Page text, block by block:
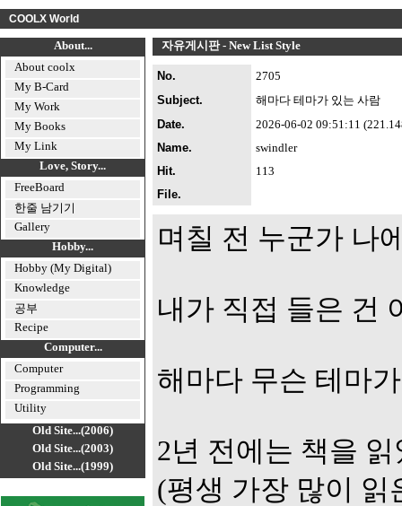
COOLX World
About...
About coolx
My B-Card
My Work
My Books
My Link
Love, Story...
FreeBoard
한줄 남기기
Gallery
Hobby...
Hobby (My Digital)
Knowledge
공부
Recipe
Computer...
Computer
Programming
Utility
Old Site...(2006)
Old Site...(2003)
Old Site...(1999)
자유게시판 - New List Style
No.
2705
Subject.
해마다 테마가 있는 사람
Date.
2026-06-02 09:51:11
Name.
swindler
Hit.
113
File.
며칠 전 누군가 나
내가 직접 들은 건
해마다 무슨 테마
2년 전에는 책을 읽
(평생 가장 많이 읽